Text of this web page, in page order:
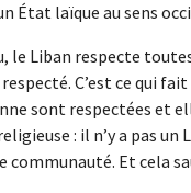
État laïque au sens
le Liban respecte
C’est ce qui
sont respectées et
: il n’y a pas
communauté. Et cela